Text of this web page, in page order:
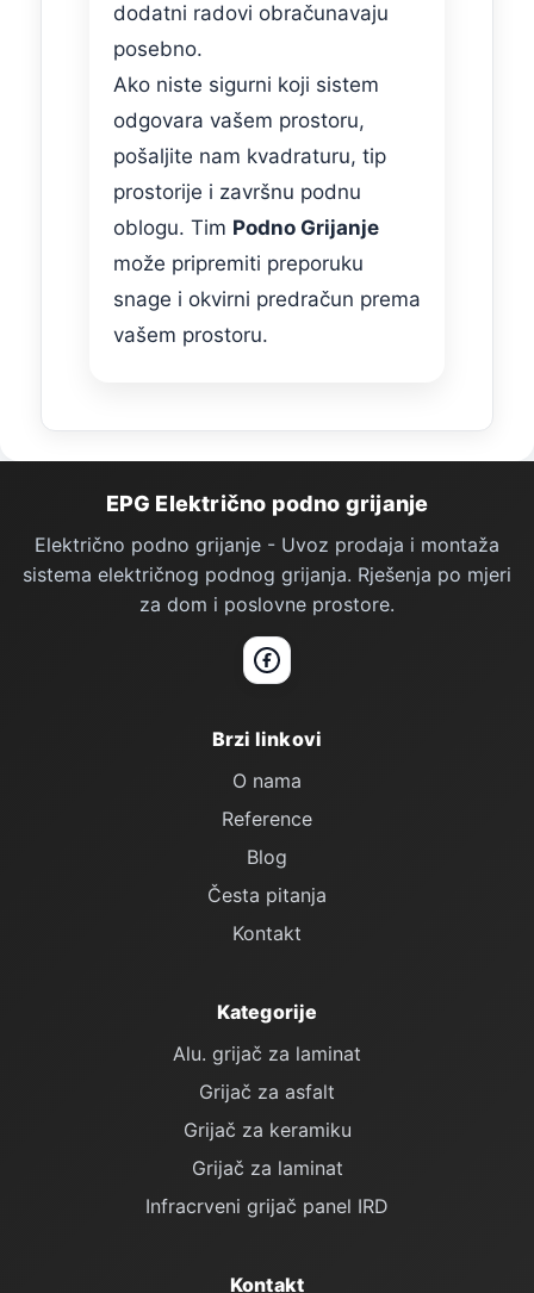
dodatni radovi obračunavaju
posebno.
Ako niste sigurni koji sistem
odgovara vašem prostoru,
pošaljite nam kvadraturu, tip
prostorije i završnu podnu
oblogu. Tim Podno Grijanje
može pripremiti preporuku
snage i okvirni predračun prema
vašem prostoru.
Podno Grijanje — podnožje stranice
EPG Električno podno grijanje
Električno podno grijanje - Uvoz prodaja i montaža
sistema električnog podnog grijanja. Rješenja po mjeri
za dom i poslovne prostore.
Facebook
Brzi linkovi
O nama
Reference
Blog
Česta pitanja
Kontakt
Kategorije
Alu. grijač za laminat
Grijač za asfalt
Grijač za keramiku
Grijač za laminat
Infracrveni grijač panel IRD
Kontakt